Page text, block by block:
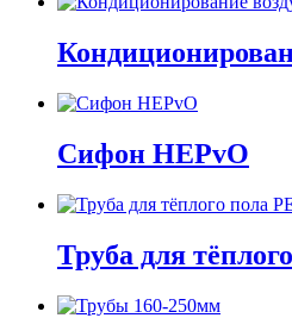
Сифон HEPvO
Труба для